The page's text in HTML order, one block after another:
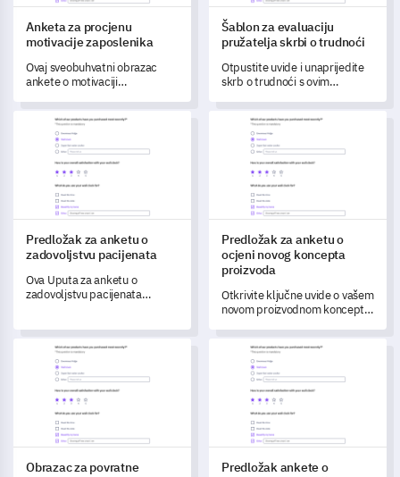
Anketa za procjenu
motivacije zaposlenika
Ovaj sveobuhvatni obrazac
ankete o motivaciji
mjerenje i razumijevanje razina
motivacije vašeg tima.
Šablon za evaluaciju
pružatelja skrbi o trudnoći
Otpustite uvide i unaprijedite
skrb o trudnoći s ovim
evaluaciju.
Predložak za anketu o zadovoljstvu pacijenata
Predložak za anketu o
zadovoljstvu pacijenata
Ova Uputa za anketu o
zadovoljstvu pacijenata
pacijentima i razumijete
područja poboljšanja.
Predložak za anketu o ocjeni
Predložak za anketu o
ocjeni novog koncepta
proizvoda
Otkrivite ključne uvide o vašem
novom proizvodnom konceptu
predložakom.
Obrazac za povratne informacije o tiskanoj reklami
Obrazac za povratne
Predložak ankete o
Predložak ankete o